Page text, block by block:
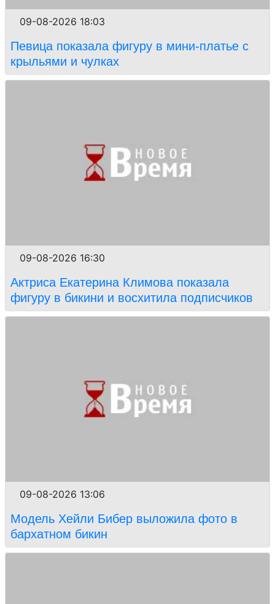
09-08-2026 18:03
Певица показала фигуру в мини-платье с
крыльями и чулках
09-08-2026 16:30
Актриса Екатерина Климова показала
фигуру в бикини и восхитила подписчиков
09-08-2026 13:06
Модель Хейли Бибер выложила фото в
бархатном бикин